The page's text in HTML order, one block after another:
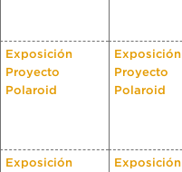
Exposición
Proyecto
Polaroid
Exposición
Proyecto
Polaroid
Exposición
Exposición